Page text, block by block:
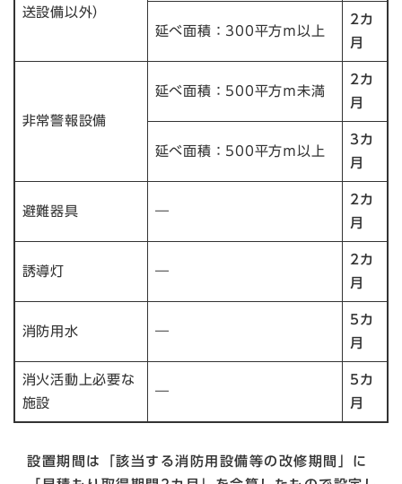
送設備以外）
延べ面積：300平方ｍ以上
2カ
月
非常警報設備
延べ面積：500平方ｍ未満
2カ
月
延べ面積：500平方ｍ以上
3カ
月
避難器具 ―
2カ
月
誘導灯 ―
2カ
月
消防用水 ―
5カ
月
消火活動上必要な
施設
―
5カ
月
設置期間は「該当する消防用設備等の改修期間」に